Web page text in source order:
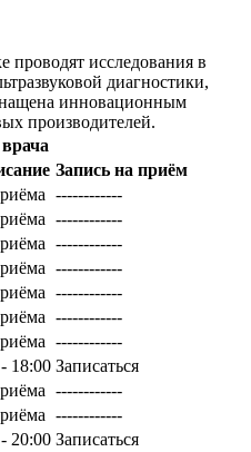
исследования в
диагностики,
инновационным
производителей.
Запись на приём
------------
------------
------------
------------
------------
------------
------------
18:00 Записаться
------------
------------
20:00 Записаться